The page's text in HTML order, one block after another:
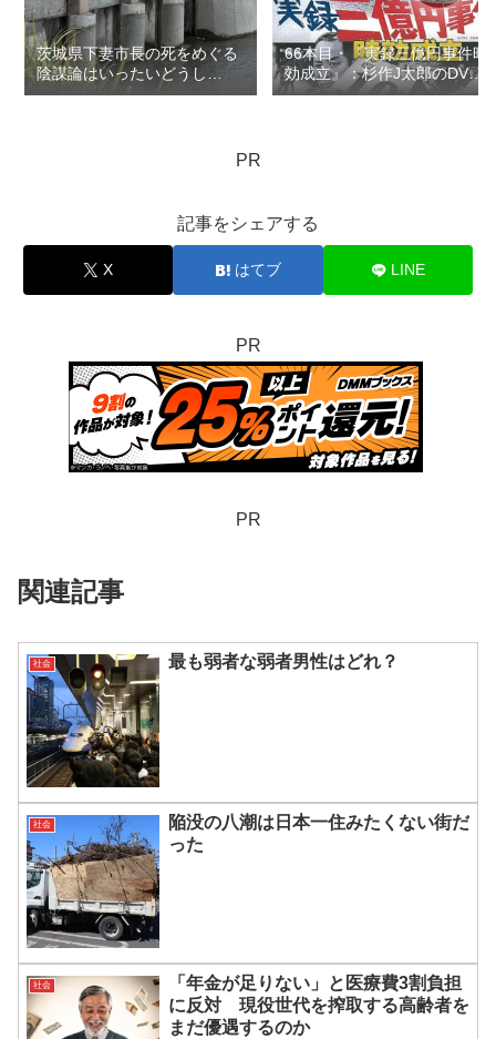
茨城県下妻市長の死をめぐる
陰謀論はいったいどうし
て？：ロマン優光連載397
66本目・『実録三億円事件時
効成立』：杉作J太郎のDVD
レンタル屋の棚に残したい
PR
記事をシェアする
X はてブ LINE
PR
PR
関連記事
社会 最も弱者な弱者男性はどれ？
社会
陥没の八潮は日本一住みたくない街だ
った
社会
「年金が足りない」と医療費3割負担
に反対 現役世代を搾取する高齢者を
まだ優遇するのか